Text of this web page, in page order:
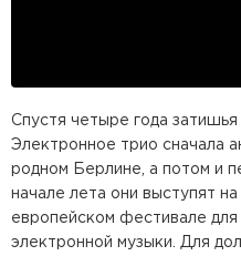
Спустя четыре года
Электронное трио сначала
родном Берлине, а потом и
начале лета они выступят
европейском фестивале
электронной музыки. Для